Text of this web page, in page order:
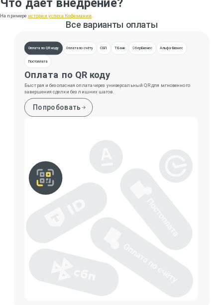
Что даёт внедрение?
На примере истории успеха Кофемании.
Все варианты оплаты
Оплата по QR коду Оплата по счёту СБП Т-Банк СберБизнес Альфа-Бизнес
Постоплата
Оплата по QR коду
Быстрая и безопасная оплата через универсальный QR для мгновенного
завершения сделки без лишних шагов.
Попробовать